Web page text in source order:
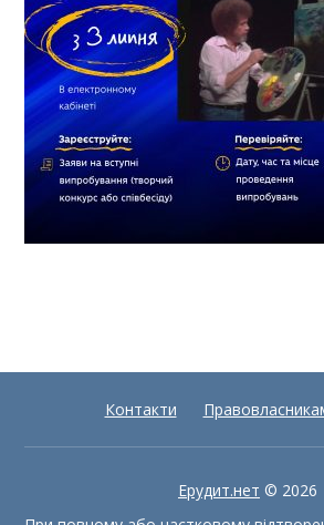
Контакти
Ерудит.нет © 2026